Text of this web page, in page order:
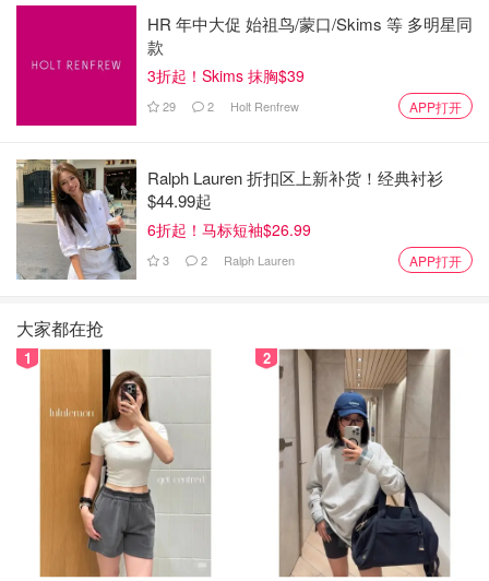
房称多加少减。整圆后盖上保鲜膜松弛15分钟。
3.1案板上撒点点粉，取一个面团，反面朝上，按扁，将面
团切成2小份，稍小的叫a，稍大的叫b。(因为牛油流动性
高，这里需要包2层)。
3.2 取a面团，包裹住牛油后捏紧封口，整圆。包好的a面团
用b面团从下方包裹住，翻过来，捏紧封口，整圆。
4.盖上保鲜膜，室温发酵2小时至2倍大。(千万不要在烤箱
里加热水发酵，黄油会提前融化的)
HR 年中大促 始祖鸟/蒙口/Skims 等 多明星同
款
3折起！Skims 抹胸$39
29 2 Holt Renfrew APP打开
Ralph Lauren 折扣区上新补货！经典衬衫
$44.99起
6折起！马标短袖$26.99
3 2 Ralph Lauren APP打开
大家都在抢
1 2